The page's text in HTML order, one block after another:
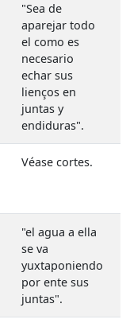
"Sea de
aparejar todo
el como es
necesario
echar sus
lienços en
juntas y
endiduras".
Véase cortes.
"el agua a ella
se va
yuxtaponiendo
por ente sus
juntas".